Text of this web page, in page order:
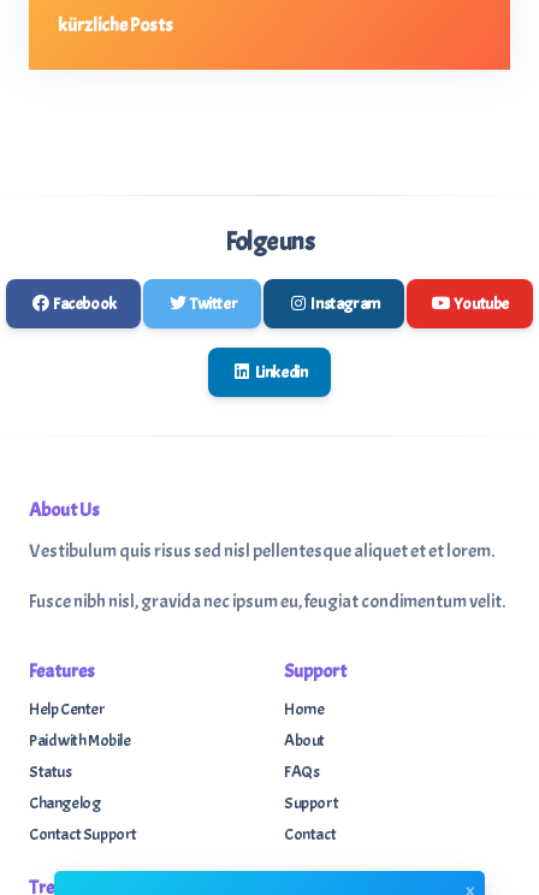
kürzliche Posts
Folge uns
Facebook Twitter Instagram Youtube
Linkedin
About Us
Vestibulum quis risus sed nisl pellentesque aliquet et et lorem.
Fusce nibh nisl, gravida nec ipsum eu, feugiat condimentum velit.
Features
Help Center
Paid with Mobile
Status
Changelog
Contact Support
Support
Home
About
FAQs
Support
Contact
Trending x